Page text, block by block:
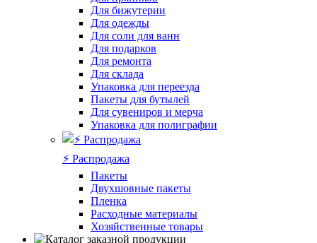
Для бижутерии
Для одежды
Для соли для ванн
Для подарков
Для ремонта
Для склада
Упаковка для переезда
Пакеты для бутылей
Для сувениров и мерча
Упаковка для полиграфии
⚡️ Распродажа
Пакеты
Двухшовные пакеты
Пленка
Расходные материалы
Хозяйственные товары